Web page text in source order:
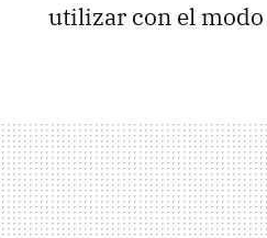
utilizar con el